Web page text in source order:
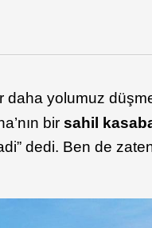
daha yolumuz
birsahil
dedi. Ben de